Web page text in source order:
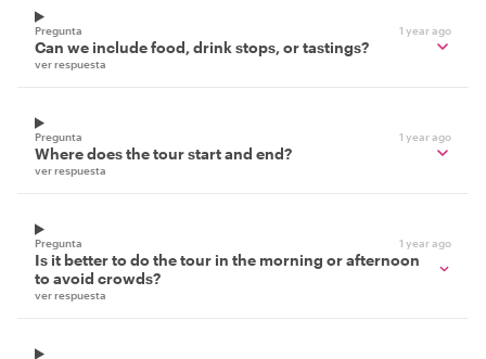
Pregunta 1 year ago
Can we include food, drink stops, or tastings?
ver respuesta
Pregunta 1 year ago
Where does the tour start and end?
ver respuesta
Pregunta 1 year ago
Is it better to do the tour in the morning or afternoon
to avoid crowds?
ver respuesta